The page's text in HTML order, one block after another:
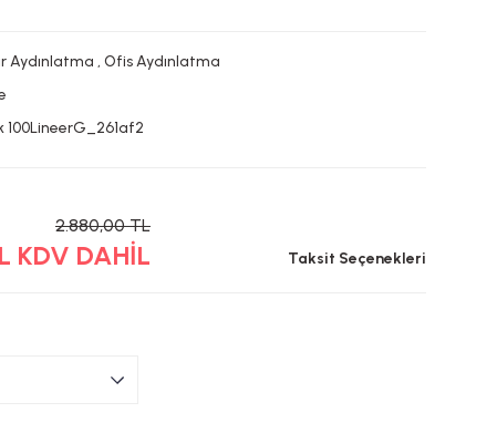
Aydınlatma , Ofis Aydınlatma
100LineerG_261af2
2.880,00 TL
KDV DAHİL Taksit Seçenekleri